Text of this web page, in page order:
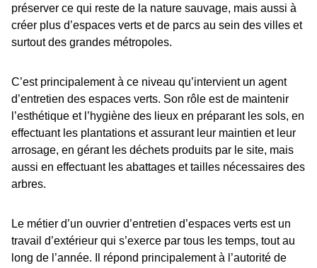
préserver ce qui reste de la nature sauvage, mais aussi à
créer plus d’espaces verts et de parcs au sein des villes et
surtout des grandes métropoles.
C’est principalement à ce niveau qu’intervient un agent
d’entretien des espaces verts. Son rôle est de maintenir
l’esthétique et l’hygiène des lieux en préparant les sols, en
effectuant les plantations et assurant leur maintien et leur
arrosage, en gérant les déchets produits par le site, mais
aussi en effectuant les abattages et tailles nécessaires des
arbres.
Le métier d’un ouvrier d’entretien d’espaces verts est un
travail d’extérieur qui s’exerce par tous les temps, tout au
long de l’année. Il répond principalement à l’autorité de